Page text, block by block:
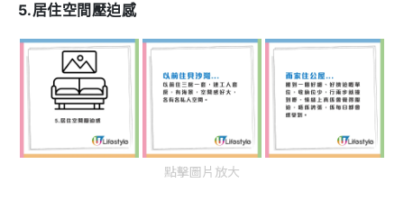
5.居住空間壓迫感
點擊圖片放大